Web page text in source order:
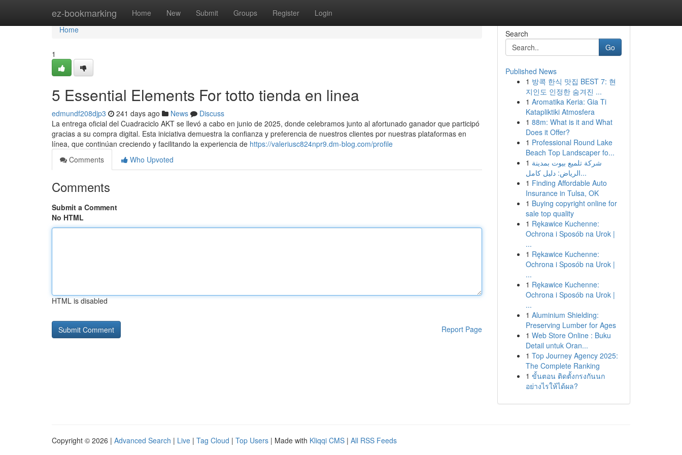
ez-bookmarking Home New Submit Groups Register Login
Home
Home
1
5 Essential Elements For totto tienda en linea
edmundf208djp3 241 days ago News
Discuss
La entrega oficial del Cuadraciclo AKT se llevó a cabo en junio de 2025, donde celebramos junto al afortunado ganador que participó
gracias a su compra digital. Esta iniciativa demuestra la confianza y preferencia de nuestros clientes por nuestras plataformas en
línea, que continúan creciendo y facilitando la experiencia de https://valeriusc824npr9.dm-blog.com/profile
Comments
Who Upvoted
Comments
Submit a Comment
No HTML
HTML is disabled
Report Page
Search
Go
Published News
1 방콕 한식 맛집 BEST 7: 현
지인도 인정한 숨겨진 ...
1 Aromatika Keria: Gia Ti
Katapliktiki Atmosfera
1 88m: What is it and What
Does it Offer?
1 Professional Round Lake
Beach Top Landscaper fo...
1 شركة تلميع بيوت بمدينة
الرياض: دليل كامل...
1 Finding Affordable Auto
Insurance in Tulsa, OK
1 Buying copyright online for
sale top quality
1 Rękawice Kuchenne:
Ochrona i Sposób na Urok |
...
1 Rękawice Kuchenne:
Ochrona i Sposób na Urok |
...
1 Rękawice Kuchenne:
Ochrona i Sposób na Urok |
...
1 Aluminium Shielding:
Preserving Lumber for Ages
1 Web Store Online : Buku
Detail untuk Oran...
1 Top Journey Agency 2025:
The Complete Ranking
1 ขั้นตอน ติดตั้งกรงกันนก
อย่างไรให้ได้ผล?
Copyright © 2026 | Advanced Search | Live | Tag Cloud | Top Users | Made with Kliqqi CMS | All RSS Feeds